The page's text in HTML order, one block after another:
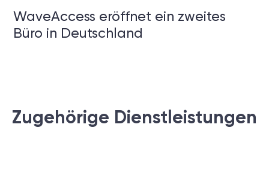
WaveAccess eröffnet ein zweites
Büro in Deutschland
Zugehörige Dienstleistungen